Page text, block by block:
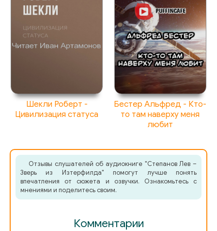
Шекли Роберт -
Цивилизация статуса
Бестер Альфред - Кто-
то там наверху меня
любит
Отзывы слушателей об аудиокниге "Степанов Лев –
Зверь из Изтерфилда" помогут лучше понять
впечатления от сюжета и озвучки. Ознакомьтесь с
мнениями и поделитесь своим.
Комментарии